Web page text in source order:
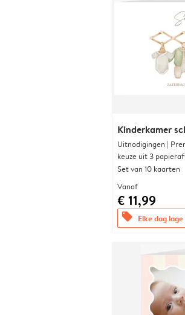
Kinderkamer
Uitnodigingen |
keuze uit 3
Set van 10 kaarten
Vanaf
€ 11,99
offers Elke dag